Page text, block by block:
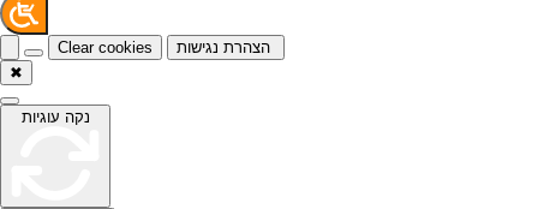
Clear cookies
הצהרת נגישות
✖
נקה עוגיות